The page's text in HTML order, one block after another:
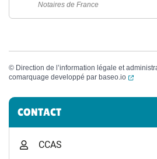
Notaires de France
© Direction de l’information légale et
comarquage developpé par baseo.io
Informations
CONTACT
CCAS